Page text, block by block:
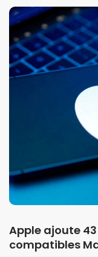
Apple ajoute
compatibles